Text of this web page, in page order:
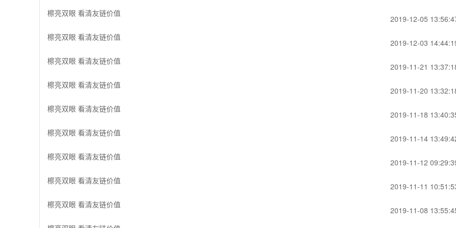
檫亮双眼 看清友链价值
2019-12-05
檫亮双眼 看清友链价值
2019-12-03
檫亮双眼 看清友链价值
2019-11-21
檫亮双眼 看清友链价值
2019-11-20
檫亮双眼 看清友链价值
2019-11-18
檫亮双眼 看清友链价值
2019-11-14
檫亮双眼 看清友链价值
2019-11-12
檫亮双眼 看清友链价值
2019-11-11
檫亮双眼 看清友链价值
2019-11-08